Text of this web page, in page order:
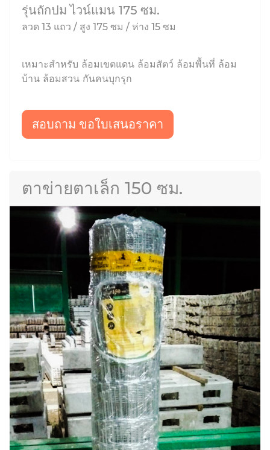
รุ่นถักปม ไวน์แมน 175 ซม.
ลวด 13 แถว / สูง 175 ซม / ห่าง 15 ซม
เหมาะสำหรับ ล้อมเขตแดน ล้อมสัตว์ ล้อมพื้นที่ ล้อม
บ้าน ล้อมสวน กันคนบุกรุก
สอบถาม ขอใบเสนอราคา
ตาข่ายตาเล็ก 150 ซม.